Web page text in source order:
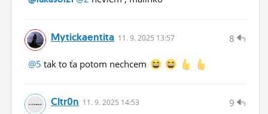
8
Mytickaentita 11. 9. 2025 13:57
@5 tak to ťa potom nechcem
9
Cltr0n 11. 9. 2025 14:53